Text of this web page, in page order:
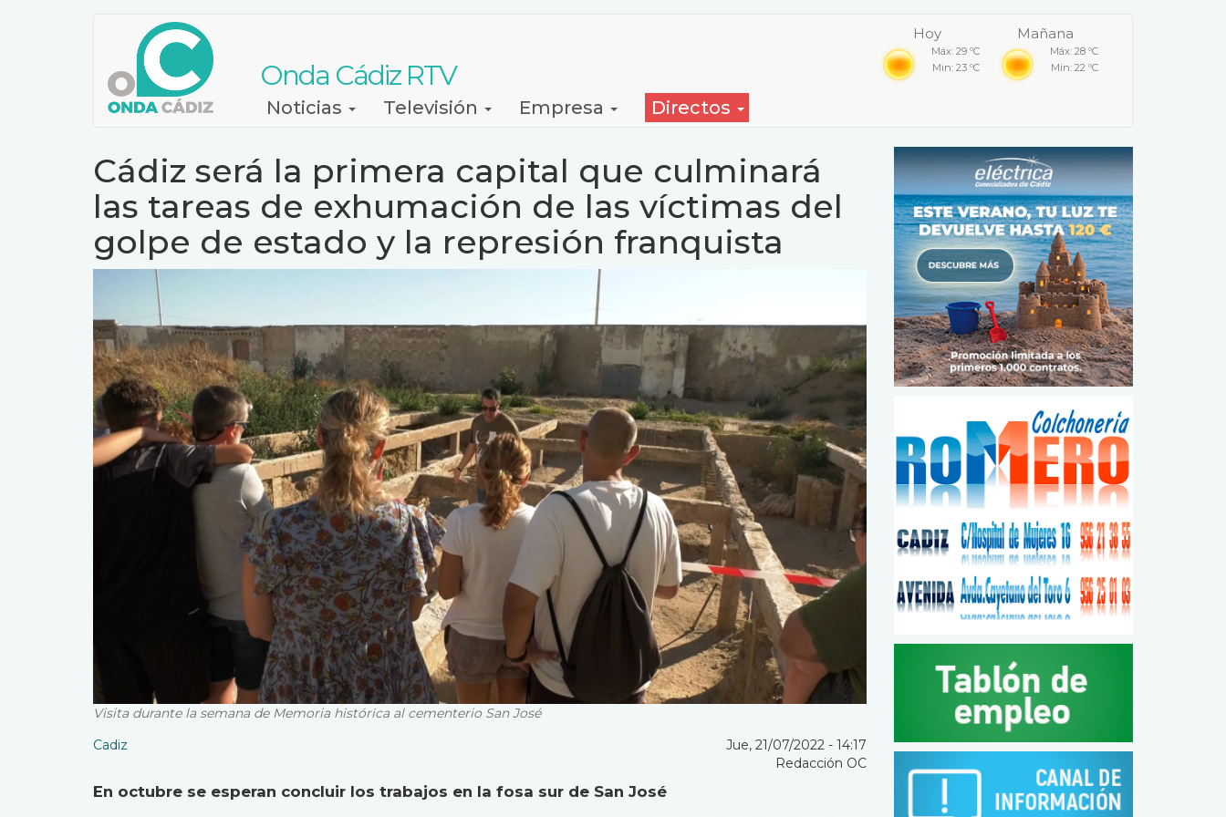
Onda Cádiz RTV
Hoy
Máx: 29 ºC
Min: 23 ºC
Mañana
Máx: 28 ºC
Min: 22 ºC
NavegaciónNoticias Televisión Empresa Directos
Cádiz será la primera capital que culminará
las tareas de exhumación de las víctimas del
golpe de estado y la represión franquista
Visita durante la semana de Memoria histórica al cementerio San José
Cadiz
Jue, 21/07/2022 - 14:17
Redacción OC
En octubre se esperan concluir los trabajos en la fosa sur de San José